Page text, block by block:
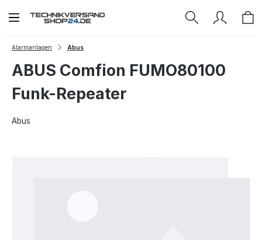
Zum Hauptinhalt springen
Alarmanlagen Abus
ABUS Comfion FUMO80100
Funk-Repeater
Abus